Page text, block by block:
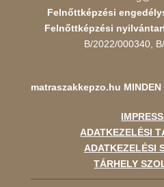
Felnőttképzési
Felnőttképzési
B/2022/000340,
matraszakkepzo.hu
ADATKEZELÉSI
ADATKEZELÉSI
TÁRHELY